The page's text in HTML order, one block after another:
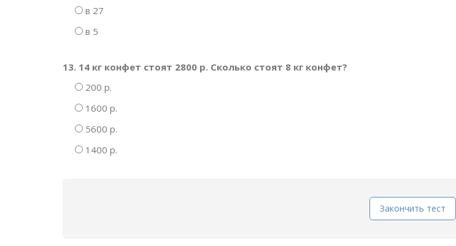
в 27
в 5
13. 14 кг конфет стоят 2800 р. Сколько стоят 8 кг конфет?
200 р.
1600 р.
5600 р.
1400 р.
Закончить тест